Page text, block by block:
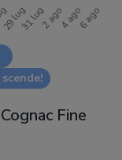
Fine